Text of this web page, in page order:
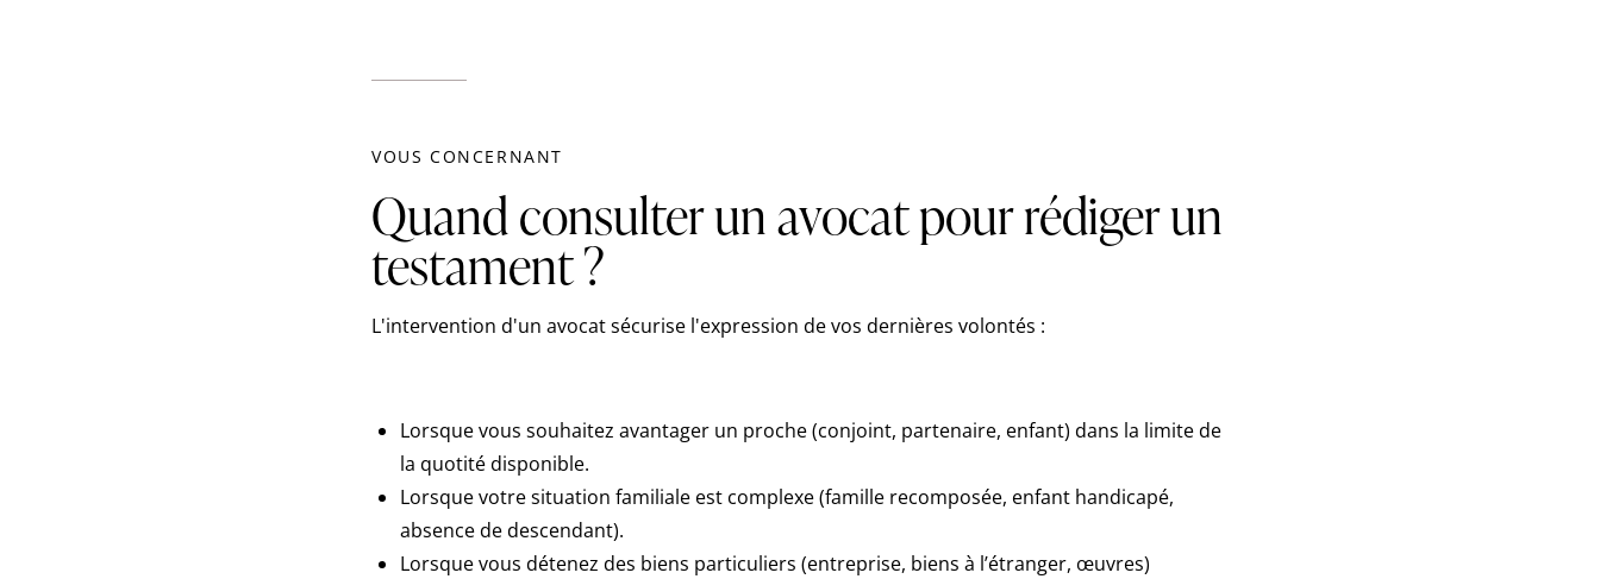
VOUS CONCERNANT
Quand consulter un avocat pour rédiger un
testament ?
L'intervention d'un avocat sécurise l'expression de vos dernières volontés :
Lorsque vous souhaitez avantager un proche (conjoint, partenaire, enfant) dans la limite de
la quotité disponible.
Lorsque votre situation familiale est complexe (famille recomposée, enfant handicapé,
absence de descendant).
Lorsque vous détenez des biens particuliers (entreprise, biens à l’étranger, œuvres)